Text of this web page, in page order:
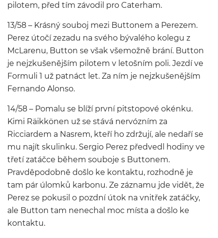
pilotem, před tím závodil pro Caterham.
13/58 – Krásný souboj mezi Buttonem a Perezem.
Perez útočí zezadu na svého bývalého kolegu z
McLarenu, Button se však všemožně brání. Button
je nejzkušenějším pilotem v letošním poli. Jezdí ve
Formuli 1 už patnáct let. Za ním je nejzkušenějším
Fernando Alonso.
14/58 – Pomalu se blíží první pitstopové okénku.
Kimi Räikkönen už se stává nervózním za
Ricciardem a Nasrem, kteří ho zdržují, ale nedaří se
mu najít skulinku. Sergio Perez předvedl hodiny ve
třetí zatáčce během souboje s Buttonem.
Pravděpodobně došlo ke kontaktu, rozhodně je
tam pár úlomků karbonu. Ze záznamu jde vidět, že
Perez se pokusil o pozdní útok na vnitřek zatáčky,
ale Button tam nenechal moc místa a došlo ke
kontaktu.